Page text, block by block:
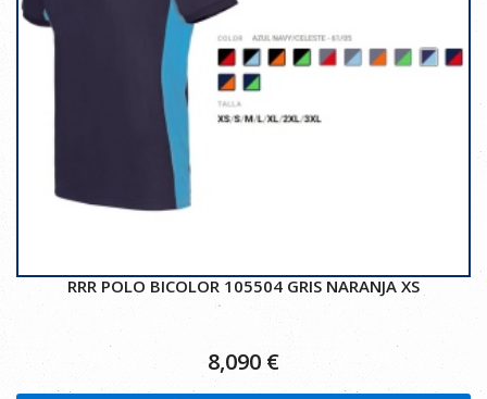
RRR POLO BICOLOR 105504 GRIS NARANJA XS
8,090 €